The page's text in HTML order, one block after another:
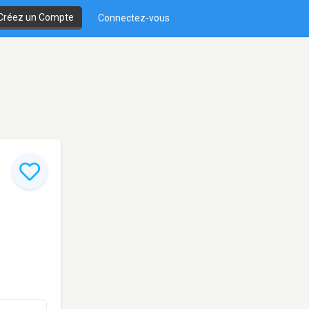
un Compte Connectez-vous